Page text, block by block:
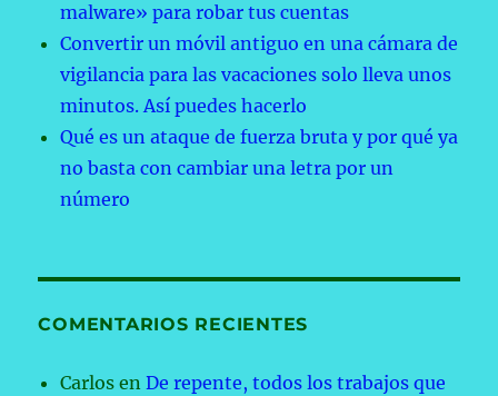
malware» para robar tus cuentas
Convertir un móvil antiguo en una cámara de
vigilancia para las vacaciones solo lleva unos
minutos. Así puedes hacerlo
Qué es un ataque de fuerza bruta y por qué ya
no basta con cambiar una letra por un
número
COMENTARIOS RECIENTES
Carlos enDe repente, todos los trabajos que